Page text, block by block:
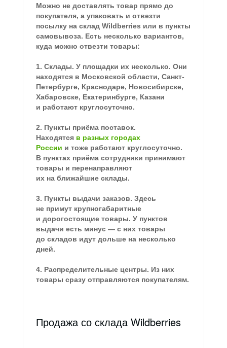
Можно не доставлять товар прямо до
покупателя, а упаковать и отвезти
посылку на склад Wildberries или в пункты
самовывоза. Есть несколько вариантов,
куда можно отвезти товары:
1. Склады. У площадки их несколько. Они
находятся в Московской области, Санкт-
Петербурге, Краснодаре, Новосибирске,
Хабаровске, Екатеринбурге, Казани
и работают круглосуточно.
2. Пункты приёма поставок.
Находятся в разных городах
России и тоже работают круглосуточно.
В пунктах приёма сотрудники принимают
товары и перенаправляют
их на ближайшие склады.
3. Пункты выдачи заказов. Здесь
не примут крупногабаритные
и дорогостоящие товары. У пунктов
выдачи есть минус — с них товары
до складов идут дольше на несколько
дней.
4. Распределительные центры. Из них
товары сразу отправляются покупателям.
Продажа со склада Wildberries